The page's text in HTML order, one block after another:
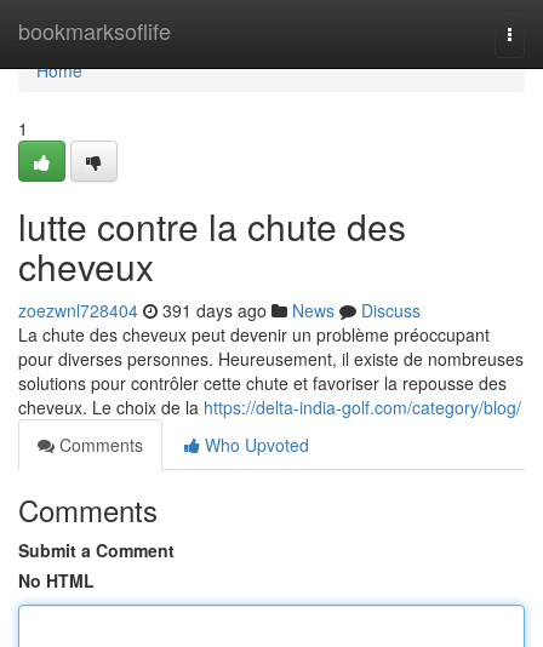
bookmarksoflife
Home
Home
1
lutte contre la chute des
cheveux
zoezwnl728404 391 days ago News
Discuss
La chute des cheveux peut devenir un problème préoccupant
pour diverses personnes. Heureusement, il existe de nombreuses
solutions pour contrôler cette chute et favoriser la repousse des
cheveux. Le choix de la https://delta-india-golf.com/category/blog/
Comments
Who Upvoted
Comments
Submit a Comment
No HTML